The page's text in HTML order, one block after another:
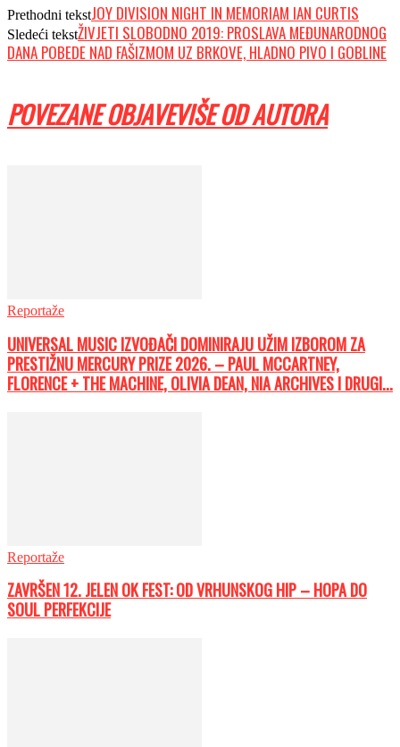
Prethodni tekstJOY DIVISION NIGHT IN MEMORIAM IAN CURTIS
Sledeći tekstŽIVJETI SLOBODNO 2019: PROSLAVA MEĐUNARODNOG
DANA POBEDE NAD FAŠIZMOM UZ BRKOVE, HLADNO PIVO I GOBLINE
POVEZANE OBJAVEVIŠE OD AUTORA
Reportaže
UNIVERSAL MUSIC IZVOĐAČI DOMINIRAJU UŽIM IZBOROM ZA
PRESTIŽNU MERCURY PRIZE 2026. – PAUL MCCARTNEY,
FLORENCE + THE MACHINE, OLIVIA DEAN, NIA ARCHIVES I DRUGI...
Reportaže
ZAVRŠEN 12. JELEN OK FEST: OD VRHUNSKOG HIP – HOPA DO
SOUL PERFEKCIJE